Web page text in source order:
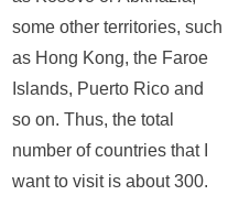
some other territories, such
as Hong Kong, the Faroe
Islands, Puerto Rico and
so on. Thus, the total
number of countries that I
want to visit is about 300.